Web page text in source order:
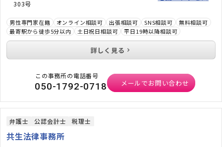
303号
男性専門家在籍 オンライン相談可 出張相談可 SNS相談可
無料相談可
最寄駅から徒歩5分以内
土日祝日相談可 平日19時以降相談可
詳しく見る
この事務所の電話番号
050-1792-0718 メールでお問い合わせ
弁護士 公認会計士 税理士
共生法律事務所